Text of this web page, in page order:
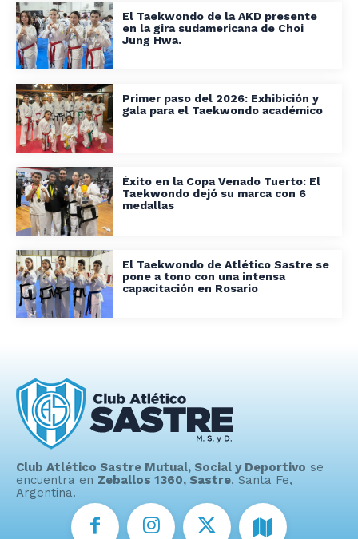
El Taekwondo de la AKD presente
en la gira sudamericana de Choi
Jung Hwa.
Primer paso del 2026: Exhibición y
gala para el Taekwondo académico
Éxito en la Copa Venado Tuerto: El
Taekwondo dejó su marca con 6
medallas
El Taekwondo de Atlético Sastre se
pone a tono con una intensa
capacitación en Rosario
Club Atlético Sastre Mutual, Social y Deportivo se
encuentra en Zeballos 1360, Sastre, Santa Fe,
Argentina.